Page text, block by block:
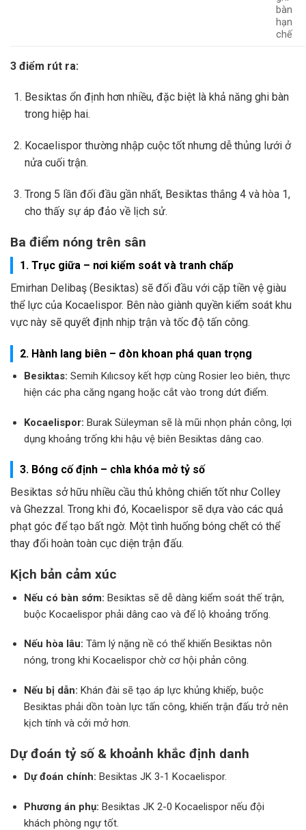
bàn
hạn
chế
3 điểm rút ra:
Besiktas ổn định hơn nhiều, đặc biệt là khả năng ghi bàn
trong hiệp hai.
Kocaelispor thường nhập cuộc tốt nhưng dễ thủng lưới ở
nửa cuối trận.
Trong 5 lần đối đầu gần nhất, Besiktas thắng 4 và hòa 1,
cho thấy sự áp đảo về lịch sử.
Ba điểm nóng trên sân
1. Trục giữa – nơi kiểm soát và tranh chấp
Emirhan Delibaş (Besiktas) sẽ đối đầu với cặp tiền vệ giàu
thể lực của Kocaelispor. Bên nào giành quyền kiểm soát khu
vực này sẽ quyết định nhịp trận và tốc độ tấn công.
2. Hành lang biên – đòn khoan phá quan trọng
Besiktas: Semih Kılıcsoy kết hợp cùng Rosier leo biên, thực
hiện các pha căng ngang hoặc cắt vào trong dứt điểm.
Kocaelispor: Burak Süleyman sẽ là mũi nhọn phản công, lợi
dụng khoảng trống khi hậu vệ biên Besiktas dâng cao.
3. Bóng cố định – chìa khóa mở tỷ số
Besiktas sở hữu nhiều cầu thủ không chiến tốt như Colley
và Ghezzal. Trong khi đó, Kocaelispor sẽ dựa vào các quả
phạt góc để tạo bất ngờ. Một tình huống bóng chết có thể
thay đổi hoàn toàn cục diện trận đấu.
Kịch bản cảm xúc
Nếu có bàn sớm: Besiktas sẽ dễ dàng kiểm soát thế trận,
buộc Kocaelispor phải dâng cao và để lộ khoảng trống.
Nếu hòa lâu: Tâm lý nặng nề có thể khiến Besiktas nôn
nóng, trong khi Kocaelispor chờ cơ hội phản công.
Nếu bị dẫn: Khán đài sẽ tạo áp lực khủng khiếp, buộc
Besiktas phải dồn toàn lực tấn công, khiến trận đấu trở nên
kịch tính và cởi mở hơn.
Dự đoán tỷ số & khoảnh khắc định danh
Dự đoán chính: Besiktas JK 3-1 Kocaelispor.
Phương án phụ: Besiktas JK 2-0 Kocaelispor nếu đội
khách phòng ngự tốt.